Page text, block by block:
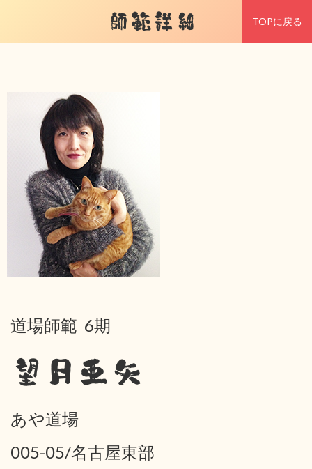
師範詳細 TOPに戻る
道場師範 6期
望月亜矢
あや道場
005-05/名古屋東部